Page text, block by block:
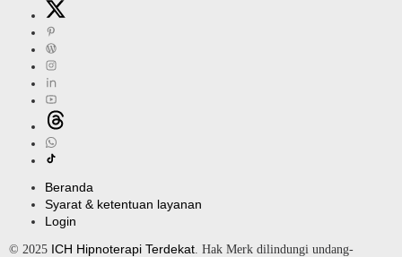
Beranda
Syarat & ketentuan layanan
Login
© 2025 ICH Hipnoterapi Terdekat . Hak Merk dilindungi undang-